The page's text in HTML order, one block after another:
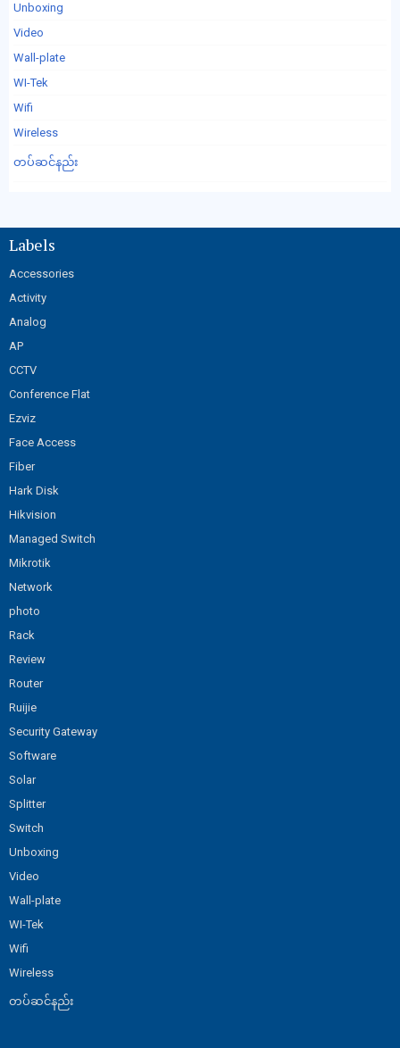
Unboxing
Video
Wall-plate
WI-Tek
Wifi
Wireless
တပ်ဆင်နည်း
Labels
Accessories
Activity
Analog
AP
CCTV
Conference Flat
Ezviz
Face Access
Fiber
Hark Disk
Hikvision
Managed Switch
Mikrotik
Network
photo
Rack
Review
Router
Ruijie
Security Gateway
Software
Solar
Splitter
Switch
Unboxing
Video
Wall-plate
WI-Tek
Wifi
Wireless
တပ်ဆင်နည်း